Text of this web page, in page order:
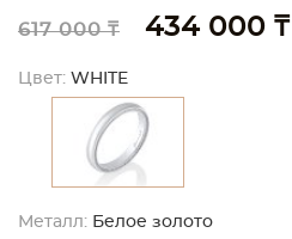
617 000 ₸ 434 000 ₸
Цвет: WHITE
Металл: Белое золото